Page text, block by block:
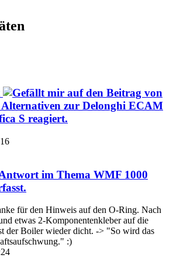
auf den Beitrag von
Alternativen zur Delonghi ECAM
S reagiert.
im Thema WMF 1000
für den Hinweis auf den O-Ring. Nach
etwas 2-Komponentenkleber auf die
der Boiler wieder dicht. -> "So wird das
:)